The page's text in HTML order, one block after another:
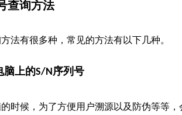
查询方法
法有很多种，常见的方法有以下几种。
脑上的S/N序列号
时候，为了方便用户溯源以及防伪等等